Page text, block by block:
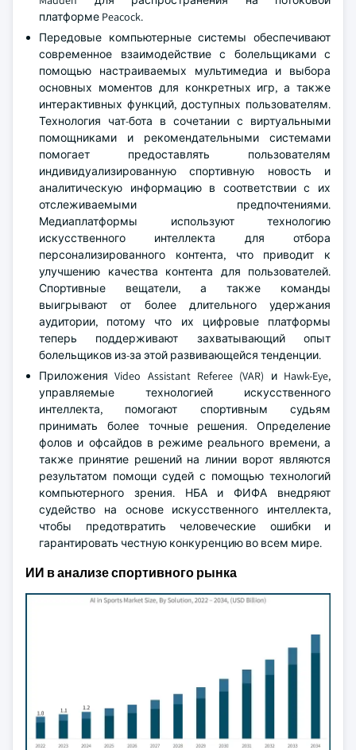
платформе Peacock.
Передовые компьютерные системы обеспечивают
современное взаимодействие с болельщиками с
помощью настраиваемых мультимедиа и выбора
основных моментов для конкретных игр, а также
интерактивных функций, доступных пользователям.
Технология чат-бота в сочетании с виртуальными
помощниками и рекомендательными системами
помогает предоставлять пользователям
индивидуализированную спортивную новость и
аналитическую информацию в соответствии с их
отслеживаемыми предпочтениями.
Медиаплатформы используют технологию
искусственного интеллекта для отбора
персонализированного контента, что приводит к
улучшению качества контента для пользователей.
Спортивные вещатели, а также команды
выигрывают от более длительного удержания
аудитории, потому что их цифровые платформы
теперь поддерживают захватывающий опыт
болельщиков из-за этой развивающейся тенденции.
Приложения Video Assistant Referee (VAR) и Hawk-Eye,
управляемые технологией искусственного
интеллекта, помогают спортивным судьям
принимать более точные решения. Определение
фолов и офсайдов в режиме реального времени, а
также принятие решений на линии ворот являются
результатом помощи судей с помощью технологий
компьютерного зрения. НБА и ФИФА внедряют
судейство на основе искусственного интеллекта,
чтобы предотвратить человеческие ошибки и
гарантировать честную конкуренцию во всем мире.
ИИ в анализе спортивного рынка